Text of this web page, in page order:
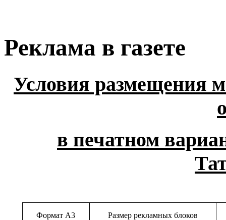
Реклама в газете
Условия размещения
в печатном
Формат А3 Размер рекламных блоков